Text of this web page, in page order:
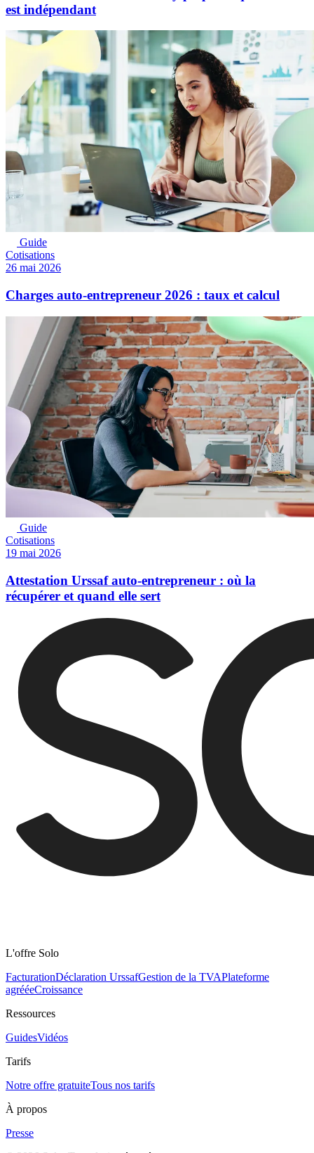
est indépendant
Guide
Cotisations
26 mai 2026
Charges auto-entrepreneur 2026 : taux et calcul
Guide
Cotisations
19 mai 2026
Attestation Urssaf auto-entrepreneur : où la
récupérer et quand elle sert
L'offre Solo
FacturationDéclaration UrssafGestion de la TVAPlateforme
agrééeCroissance
Ressources
GuidesVidéos
Tarifs
Notre offre gratuiteTous nos tarifs
À propos
Presse